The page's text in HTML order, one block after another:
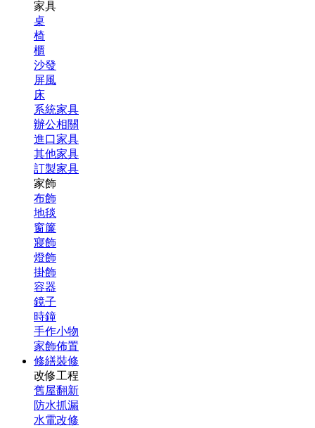
家具
桌
椅
櫃
沙發
屏風
床
系統家具
辦公相關
進口家具
其他家具
訂製家具
家飾
布飾
地毯
窗簾
寢飾
燈飾
掛飾
容器
鏡子
時鐘
手作小物
家飾佈置
修繕裝修
改修工程
舊屋翻新
防水抓漏
水電改修